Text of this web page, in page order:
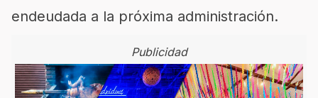
endeudada a la próxima administración.
Publicidad